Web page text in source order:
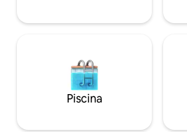
Piscina